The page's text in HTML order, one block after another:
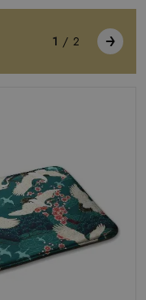
1 / 2